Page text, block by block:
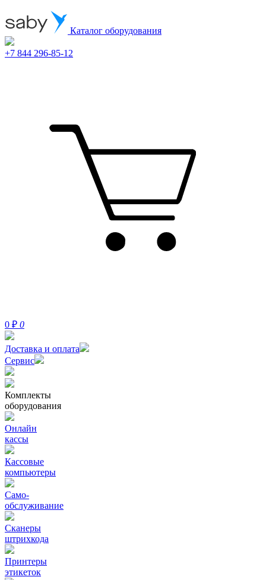
Каталог оборудования
+7 844 296-85-12
0 ₽ 0
Доставка и оплата
Сервис
Комплекты
оборудования
Онлайн
кассы
Кассовые
компьютеры
Само-
обслуживание
Сканеры
штрихкода
Принтеры
этикеток